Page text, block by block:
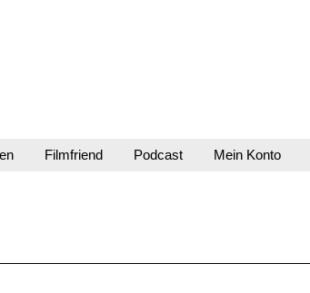
Filmfriend Podcast Mein Konto